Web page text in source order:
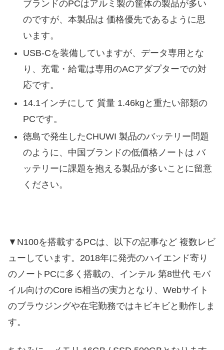
ブランドのPCはアルミ製の筐体の製品が多い
のですが、本製品は 価格優先であるように思
います。
USB-Cを装備していますが、データ専用とな
り、充電・給電は専用のACアダプターでの対
応です。
14.1インチにして 質量 1.46kgと重たい部類の
PCです。
徳島で発生したCHUWI 製品のバッテリー問題
のように、中国ブランドの低価格ノートは バ
ッテリーに課題を抱える製品が多いことに留意
ください。
▼N100を搭載するPCは、以下の記事など 複数レビ
ューしています。2018年に発売のハイエンド寄り
のノートPCに多く搭載の、インテル 第8世代 モバ
イル向けのCore i5相当の実力となり、Webサイト
のブラウジングや在宅勤務ではキビキビと動作しま
す。